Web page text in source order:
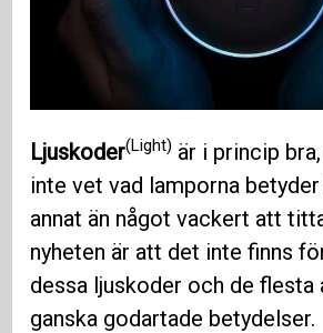
Ljuskoder(Light) är i princip
inte vet vad lamporna
annat än något vackert att
nyheten är att det inte finns
dessa ljuskoder och de flesta
ganska godartade betydelser.